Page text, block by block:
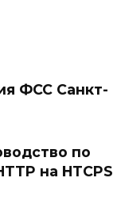
ФСС Санкт-
по
на HTCPS